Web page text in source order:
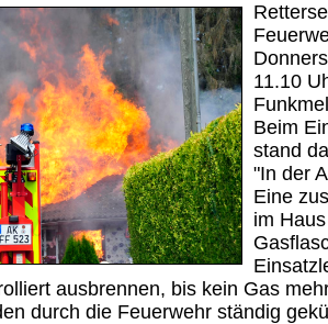
11.10
Beim
stand
"In der
Eine
im
ausbrennen, bis kein Gas
durch die Feuerwehr ständig